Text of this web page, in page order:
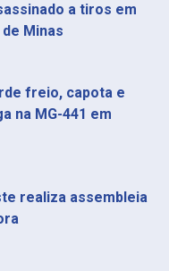
a tiros em
Minas
freio, capota e
na MG-441 em
realiza assembleia